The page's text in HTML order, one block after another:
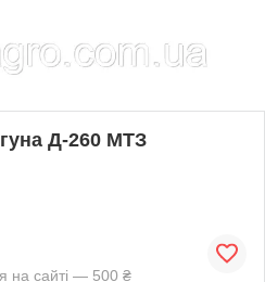
Д-260 МТЗ
на сайті — 500 ₴